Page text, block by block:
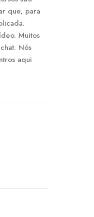
que, para
Muitos
Nós
aqui